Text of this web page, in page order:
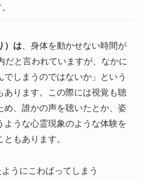
）は、身体を動かせない時間が
だと言われていますが、なかに
でしまうのではないか」という
あります。この際には視覚も聴
め、誰かの声を聴いたとか、姿
ような心霊現象のような体験を
もあります。
うにこわばってしまう